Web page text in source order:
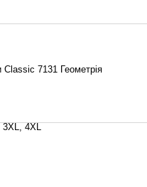
Classic 7131 Геометрія
3XL, 4XL